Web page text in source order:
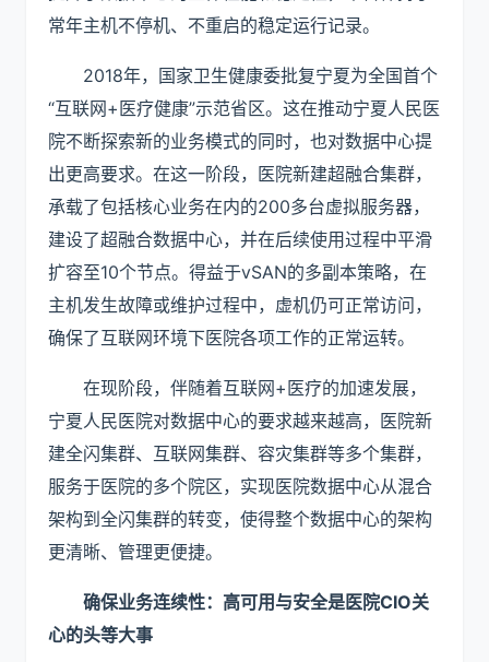
常年主机不停机、不重启的稳定运行记录。
2018年，国家卫生健康委批复宁夏为全国首个
“互联网+医疗健康”示范省区。这在推动宁夏人民医
院不断探索新的业务模式的同时，也对数据中心提
出更高要求。在这一阶段，医院新建超融合集群，
承载了包括核心业务在内的200多台虚拟服务器，
建设了超融合数据中心，并在后续使用过程中平滑
扩容至10个节点。得益于vSAN的多副本策略，在
主机发生故障或维护过程中，虚机仍可正常访问，
确保了互联网环境下医院各项工作的正常运转。
在现阶段，伴随着互联网+医疗的加速发展，
宁夏人民医院对数据中心的要求越来越高，医院新
建全闪集群、互联网集群、容灾集群等多个集群，
服务于医院的多个院区，实现医院数据中心从混合
架构到全闪集群的转变，使得整个数据中心的架构
更清晰、管理更便捷。
确保业务连续性： 高可用与安全是医院CIO关
心的头等大事